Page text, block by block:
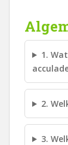
1.
2.
3.